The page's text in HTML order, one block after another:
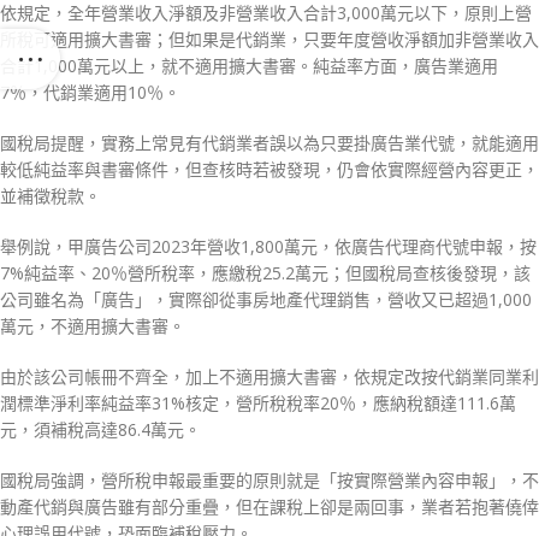
依規定，全年營業收入淨額及非營業收入合計3,000萬元以下，原則上營
所稅可適用擴大書審；但如果是代銷業，只要年度營收淨額加非營業收入
合計1,000萬元以上，就不適用擴大書審。純益率方面，廣告業適用
7％，代銷業適用10％。
國稅局提醒，實務上常見有代銷業者誤以為只要掛廣告業代號，就能適用
較低純益率與書審條件，但查核時若被發現，仍會依實際經營內容更正，
並補徵稅款。
舉例說，甲廣告公司2023年營收1,800萬元，依廣告代理商代號申報，按
7%純益率、20％營所稅率，應繳稅25.2萬元；但國稅局查核後發現，該
公司雖名為「廣告」，實際卻從事房地產代理銷售，營收又已超過1,000
萬元，不適用擴大書審。
由於該公司帳冊不齊全，加上不適用擴大書審，依規定改按代銷業同業利
潤標準淨利率純益率31%核定，營所稅稅率20％，應納稅額達111.6萬
元，須補稅高達86.4萬元。
國稅局強調，營所稅申報最重要的原則就是「按實際營業內容申報」，不
動產代銷與廣告雖有部分重疊，但在課稅上卻是兩回事，業者若抱著僥倖